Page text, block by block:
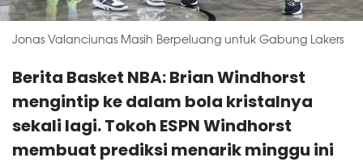
Jonas Valanciunas Masih Berpeluang untuk Gabung Lakers
Berita Basket NBA: Brian Windhorst
mengintip ke dalam bola kristalnya
sekali lagi. Tokoh ESPN Windhorst
membuat prediksi menarik minggu ini